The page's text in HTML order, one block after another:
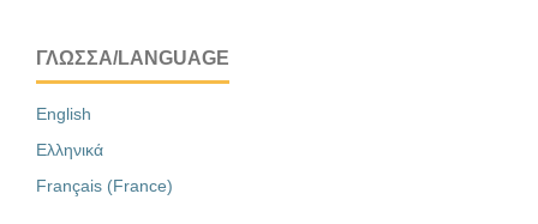
ΓΛΏΣΣΑ/LANGUAGE
English
Ελληνικά
Français (France)